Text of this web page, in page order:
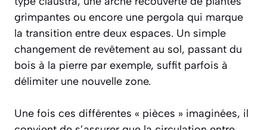
grimpantes ou encore une pergola qui marque
la transition entre deux espaces. Un simple
changement de revêtement au sol, passant du
bois à la pierre par exemple, suffit parfois à
délimiter une nouvelle zone.
Une fois ces différentes « pièces » imaginées, il